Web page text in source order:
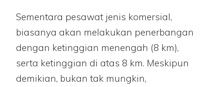
Sementara pesawat jenis komersial,
biasanya akan melakukan penerbangan
dengan ketinggian menengah (8 km),
serta ketinggian di atas 8 km. Meskipun
demikian, bukan tak mungkin,